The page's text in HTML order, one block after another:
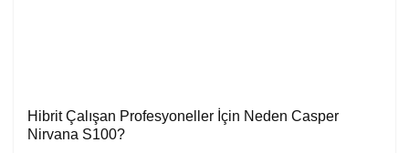
Hibrit Çalışan Profesyoneller İçin Neden Casper
Nirvana S100?